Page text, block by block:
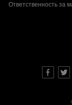
Ответственность за